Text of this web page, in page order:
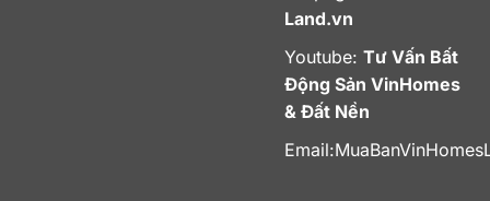
Land.vn
Youtube: Tư Vấn Bất
Động Sản VinHomes
& Đất Nền
Email: